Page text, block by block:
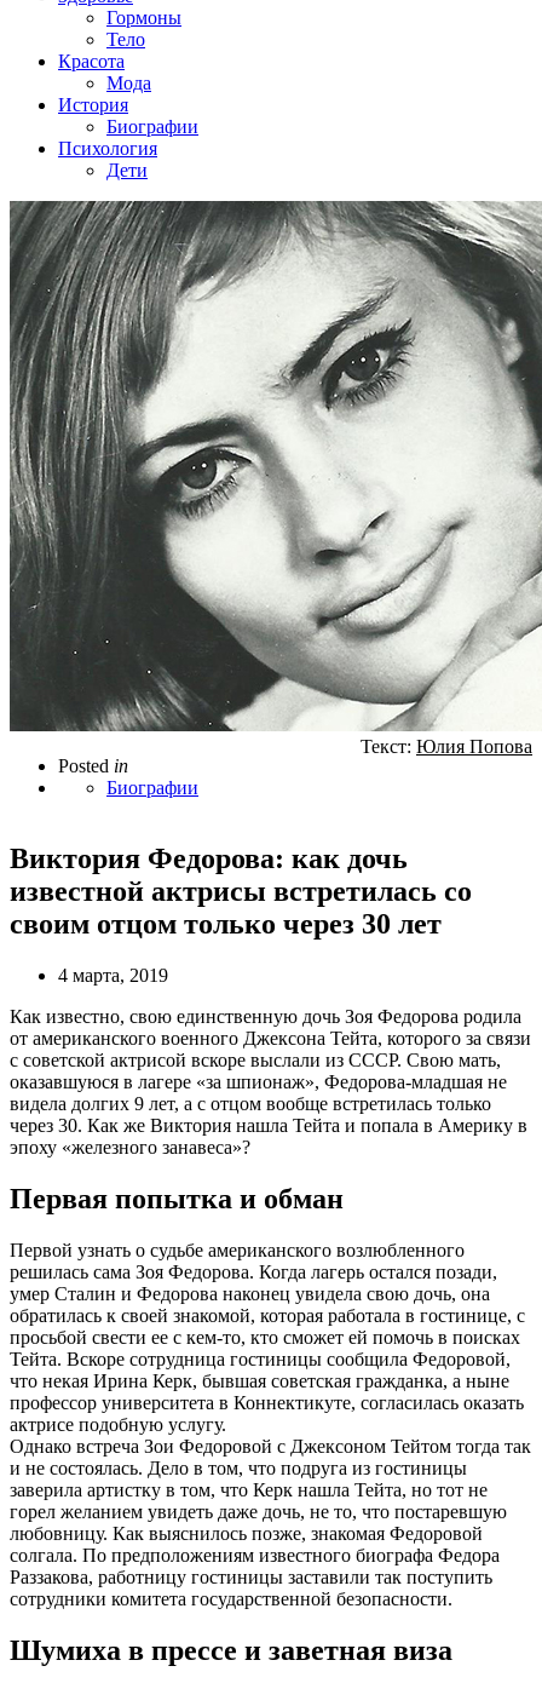
Гормоны
Тело
Красота
Мода
История
Биографии
Психология
Дети
Posted in
Биографии
Текст: Юлия Попова
Виктория Федорова: как дочь
известной актрисы встретилась со
своим отцом только через 30 лет
4 марта, 2019
Как известно, свою единственную дочь Зоя Федорова родила
от американского военного Джексона Тейта, которого за связи
с советской актрисой вскоре выслали из СССР. Свою мать,
оказавшуюся в лагере «за шпионаж», Федорова-младшая не
видела долгих 9 лет, а с отцом вообще встретилась только
через 30. Как же Виктория нашла Тейта и попала в Америку в
эпоху «железного занавеса»?
Первая попытка и обман
Первой узнать о судьбе американского возлюбленного
решилась сама Зоя Федорова. Когда лагерь остался позади,
умер Сталин и Федорова наконец увидела свою дочь, она
обратилась к своей знакомой, которая работала в гостинице, с
просьбой свести ее с кем-то, кто сможет ей помочь в поисках
Тейта. Вскоре сотрудница гостиницы сообщила Федоровой,
что некая Ирина Керк, бывшая советская гражданка, а ныне
профессор университета в Коннектикуте, согласилась оказать
актрисе подобную услугу.
Однако встреча Зои Федоровой с Джексоном Тейтом тогда так
и не состоялась. Дело в том, что подруга из гостиницы
заверила артистку в том, что Керк нашла Тейта, но тот не
горел желанием увидеть даже дочь, не то, что постаревшую
любовницу. Как выяснилось позже, знакомая Федоровой
солгала. По предположениям известного биографа Федора
Раззакова, работницу гостиницы заставили так поступить
сотрудники комитета государственной безопасности.
Шумиха в прессе и заветная виза